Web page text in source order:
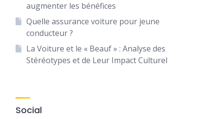
augmenter les bénéfices
Quelle assurance voiture pour jeune
conducteur ?
La Voiture et le « Beauf » : Analyse des
Stéréotypes et de Leur Impact Culturel
Social